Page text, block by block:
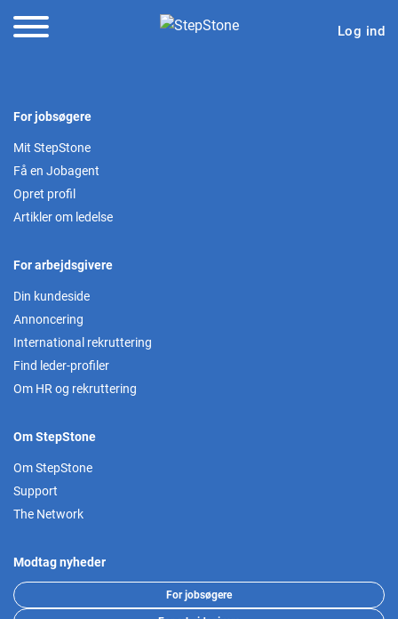
Log ind
For jobsøgere
Mit StepStone
Få en Jobagent
Opret profil
Artikler om ledelse
For arbejdsgivere
Din kundeside
Annoncering
International rekruttering
Find leder-profiler
Om HR og rekruttering
Om StepStone
Om StepStone
Support
The Network
Modtag nyheder
For jobsøgere